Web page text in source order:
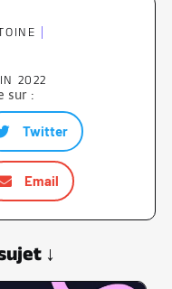
2022
sur :
Twitter
Email
↓